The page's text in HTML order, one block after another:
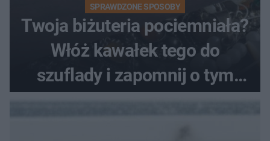
SPRAWDZONE SPOSOBY
Twoja biżuteria pociemniała?
Włóż kawałek tego do
szuflady i zapomnij o tym